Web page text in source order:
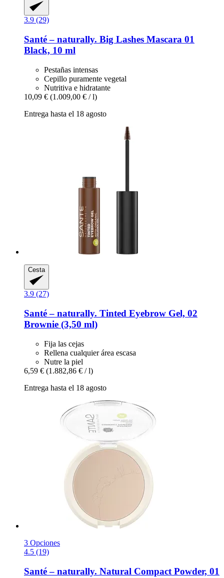
3.9 (29)
Santé – naturally. Big Lashes Mascara 01
Black, 10 ml
Pestañas intensas
Cepillo puramente vegetal
Nutritiva e hidratante
10,09 € (1.009,00 € / l)
Entrega hasta el 18 agosto
Cesta
3.9 (27)
Santé – naturally. Tinted Eyebrow Gel, 02
Brownie (3,50 ml)
Fija las cejas
Rellena cualquier área escasa
Nutre la piel
6,59 € (1.882,86 € / l)
Entrega hasta el 18 agosto
3 Opciones
4.5 (19)
Santé – naturally. Natural Compact Powder, 01